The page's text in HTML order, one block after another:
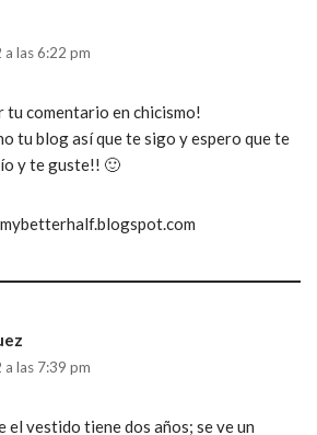
las 6:22 pm
tu comentario en chicismo!
tu blog así que te sigo y espero que te
y te guste!! 🙂
las 7:39 pm
el vestido tiene dos años; se ve un